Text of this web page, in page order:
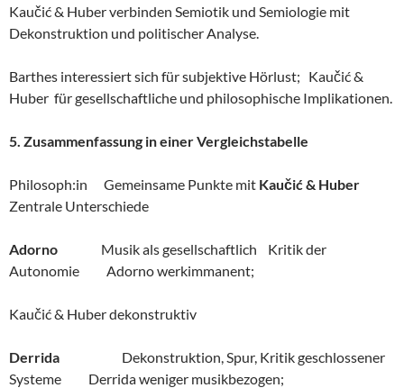
Kaučić & Huber verbinden Semiotik und Semiologie mit
Dekonstruktion und politischer Analyse.
Barthes interessiert sich für subjektive Hörlust; Kaučić &
Huber für gesellschaftliche und philosophische Implikationen.
5. Zusammenfassung in einer Vergleichstabelle
Philosoph:in Gemeinsame Punkte mit Kaučić & Huber
Zentrale Unterschiede
Adorno Musik als gesellschaftlich Kritik der
Autonomie Adorno werkimmanent;
Kaučić & Huber dekonstruktiv
Derrida Dekonstruktion, Spur, Kritik geschlossener
Systeme Derrida weniger musikbezogen;